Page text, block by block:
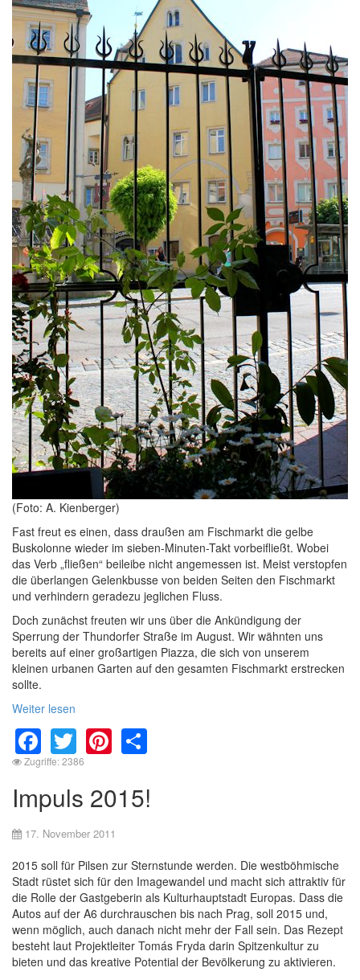
(Foto: A. Kienberger)
Fast freut es einen, dass draußen am Fischmarkt die gelbe
Buskolonne wieder im sieben-Minuten-Takt vorbeifließt. Wobei
das Verb „fließen“ beileibe nicht angemessen ist. Meist verstopfen
die überlangen Gelenkbusse von beiden Seiten den Fischmarkt
und verhindern geradezu jeglichen Fluss.
Doch zunächst freuten wir uns über die Ankündigung der
Sperrung der Thundorfer Straße im August. Wir wähnten uns
bereits auf einer großartigen Piazza, die sich von unserem
kleinen urbanen Garten auf den gesamten Fischmarkt erstrecken
sollte.
Weiter lesen
Facebook
TwitterPinterest
Zugriffe: 2386
Impuls 2015!
17. November 2011
2015 soll für Pilsen zur Sternstunde werden. Die westböhmische
Stadt rüstet sich für den Imagewandel und macht sich attraktiv für
die Rolle der Gastgeberin als Kulturhauptstadt Europas. Dass die
Autos auf der A6 durchrauschen bis nach Prag, soll 2015 und,
wenn möglich, auch danach nicht mehr der Fall sein. Das Rezept
besteht laut Projektleiter Tomás Fryda darin Spitzenkultur zu
bieten und das kreative Potential der Bevölkerung zu aktivieren.